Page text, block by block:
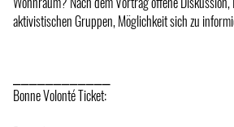
aktivistischen Gruppen, Möglichkeit sich zu
Bonne Volonté Ticket: